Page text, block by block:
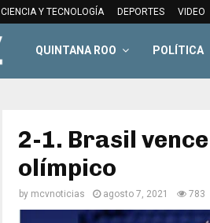
CIENCIA Y TECNOLOGÍA DEPORTES VIDEO
QUINTANA ROO POLÍTICA
2-1. Brasil
olímpico
by mcvnoticias agosto 7, 2021 783